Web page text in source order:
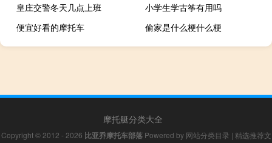
皇庄交警冬天几点上班
小学生学古筝有用吗
便宜好看的摩托车
偷家是什么梗什么梗
摩托艇分类大全
Copyright © 2012 - 2026 比亚乔摩托车部落Powered by 网站分类目录 | 精选推荐文